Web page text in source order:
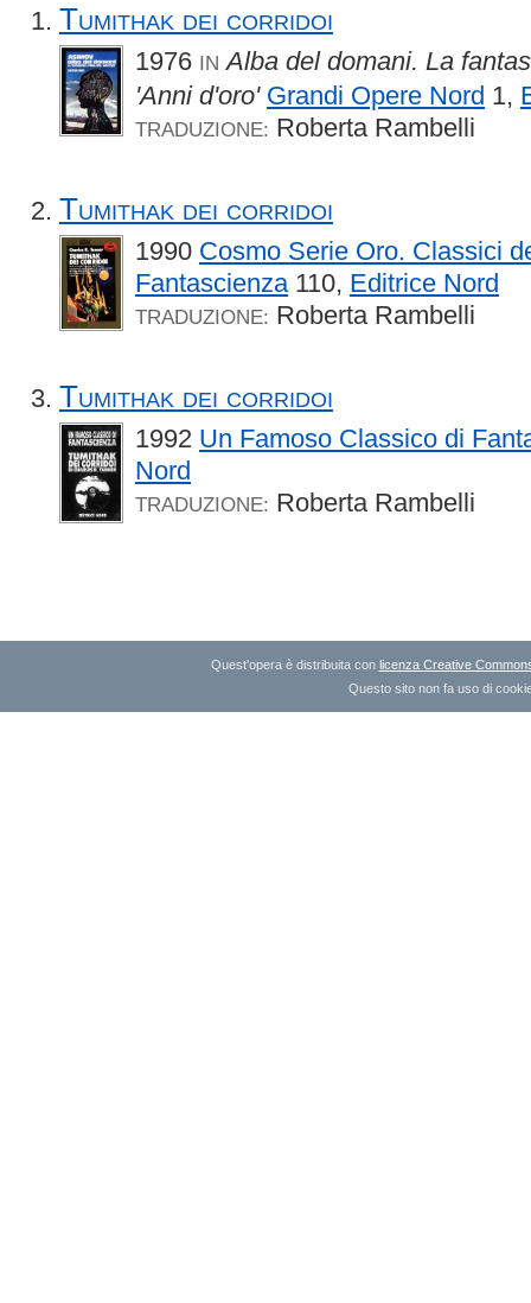
Tumithak dei corridoi
1976 IN Alba del domani. La
'Anni d'oro' Grandi Opere Nord 1,
TRADUZIONE: Roberta Rambelli
Tumithak dei corridoi
1990 Cosmo Serie Oro. Classici
Fantascienza 110, Editrice Nord
TRADUZIONE: Roberta Rambelli
Tumithak dei corridoi
1992 Un Famoso Classico di
Nord
TRADUZIONE: Roberta Rambelli
Quest'opera è distribuita con licenza Creative
Questo sito non fa uso di